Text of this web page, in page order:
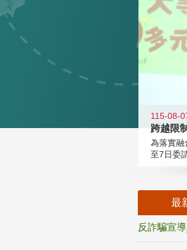
115-08-
為落實融
至7日委
最
反詐騙宣